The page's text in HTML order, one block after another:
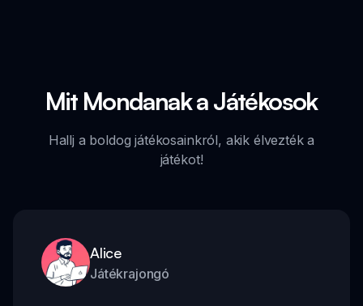
Mit Mondanak a Játékosok
Hallj a boldog játékosainkról, akik élvezték a
játékot!
Alice
Játékrajongó